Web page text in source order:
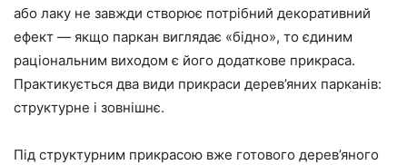
або лаку не завжди створює потрібний декоративний
ефект — якщо паркан виглядає «бідно», то єдиним
раціональним виходом є його додаткове прикраса.
Практикується два види прикраси дерев’яних парканів:
структурне і зовнішнє.
Під структурним прикрасою вже готового дерев’яного